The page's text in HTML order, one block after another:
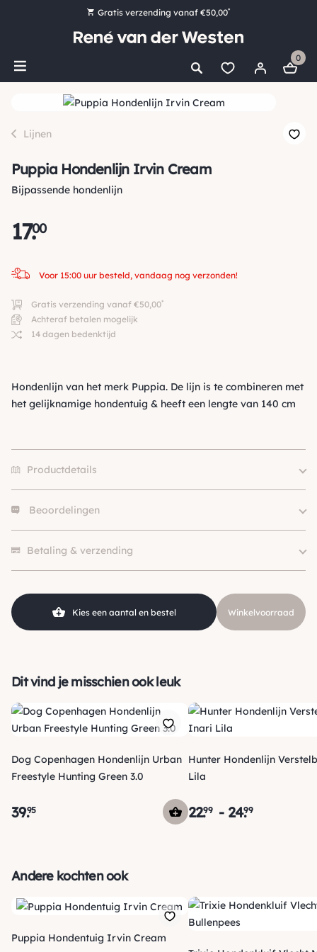
Gratis verzending vanaf €50,00*
Bestel nu, betaal later met Klarna
Ruim 16.000 artikelen op voorraad
0
Lijnen
Puppia Hondenlijn Irvin Cream
Bijpassende hondenlijn
17.
00
Voor 15:00 uur besteld, vandaag nog verzonden!
Gratis verzending vanaf €50,00*
Achteraf betalen mogelijk
14 dagen bedenktijd
Hondenlijn van het merk Puppia. De lijn is te combineren met
het gelijknamige hondentuig & heeft een lengte van 140 cm
Productdetails
Merk
Kleur
Beige / Taupe, Wit
SKU
Beoordelingen
Betaling & verzending
een track & trace code van ons zodat je je pakketje kan
volgen. Voor orders tot € 15.00 zijn de verzendkosten € 5.95,
daarna € 3.95
* en gratis vanaf € 50.00
Kies een aantal en bestel Winkelvoorraad
Dit vind je misschien ook leuk
Dog Copenhagen Hondenlijn Urban
Freestyle Hunting Green 3.0
39.95
Hunter Hondenlijn
Lila
22.99 - 24.99
Andere kochten ook
Puppia Hondentuig Irvin Cream